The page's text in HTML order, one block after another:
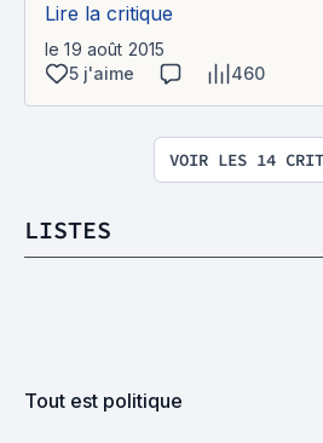
Lire la critique
le 19 août 2015
5 j'aime
460
VOIR LES 14
LISTES
Tout est politique